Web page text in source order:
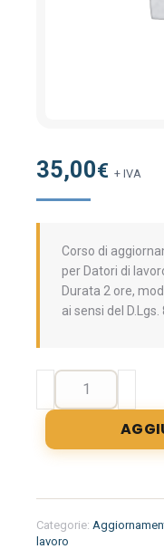
35,00€ + IVA
Corso di
per Datori di
Durata 2 ore,
ai sensi del
Aggiornamento
formazione
per
l'uso
-
Livello
generale,
Categorie:
lavoro